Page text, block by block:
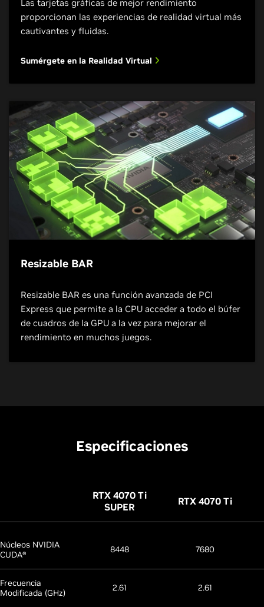
Las tarjetas gráficas de mejor rendimiento
proporcionan las experiencias de realidad virtual más
cautivantes y fluidas.
Sumérgete en la Realidad Virtual
Resizable BAR
Resizable BAR es una función avanzada de PCI
Express que permite a la CPU acceder a todo el búfer
de cuadros de la GPU a la vez para mejorar el
rendimiento en muchos juegos.
Especificaciones
RTX 4070 Ti
SUPER
RTX 4070 Ti
Núcleos NVIDIA
CUDA®
8448 7680
Frecuencia
Modificada (GHz)
2.61 2.61